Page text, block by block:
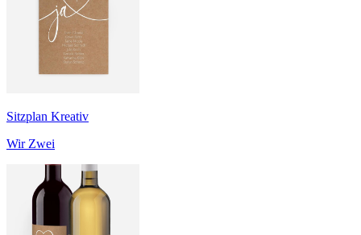
Sitzplan Kreativ
Wir Zwei